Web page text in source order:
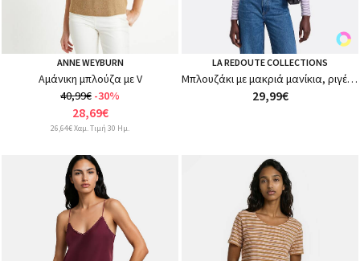
ANNE WEYBURN
Αμάνικη μπλούζα με V
40,99€ -30%
28,69€
26,64€ Χαμ. Τιμή 30 Ημ.
LA REDOUTE COLLECTIONS
Μπλουζάκι με μακριά μανίκια, ριγέ, με στρογγυλή λαιμόκοψη
29,99€